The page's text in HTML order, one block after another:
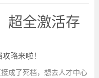
超全激活存
成了死档，想去人才中心